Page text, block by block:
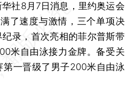
华社8月7日消息，里约奥运会
了速度与激情，三个单项决
录，首次亮相的菲尔普斯带
米自由泳接力金牌。备受关
第一晋级了男子200米自由泳